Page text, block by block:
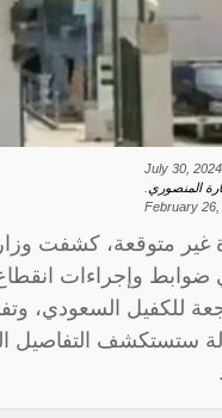
July 30, 2024
المنصوري
February 26,
متوقعة، كشفت وزارة
وإجراءات
للكفيل السعودي،
ستستكشف التفاصيل